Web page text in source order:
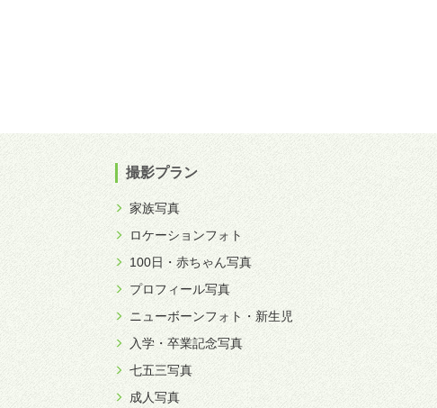
撮影プラン
家族写真
ロケーションフォト
100日・赤ちゃん写真
プロフィール写真
ニューボーンフォト・新生児
入学・卒業記念写真
七五三写真
成人写真